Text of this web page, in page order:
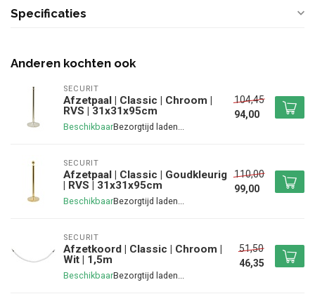
Specificaties
Anderen kochten ook
SECURIT
Afzetpaal | Classic | Chroom |
RVS | 31x31x95cm
Beschikbaar
104,45
94,00
SECURIT
Afzetpaal | Classic | Goudkleurig
| RVS | 31x31x95cm
Beschikbaar
110,00
99,00
SECURIT
Afzetkoord | Classic | Chroom |
Wit | 1,5m
Beschikbaar
51,50
46,35